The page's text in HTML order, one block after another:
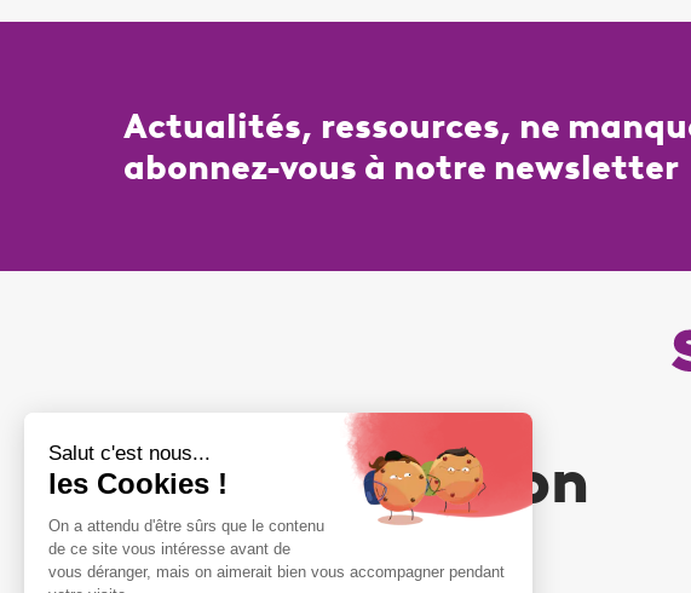
Actualités, ressources, ne
abonnez-vous à notre newsletter
Votre adhésion
compte